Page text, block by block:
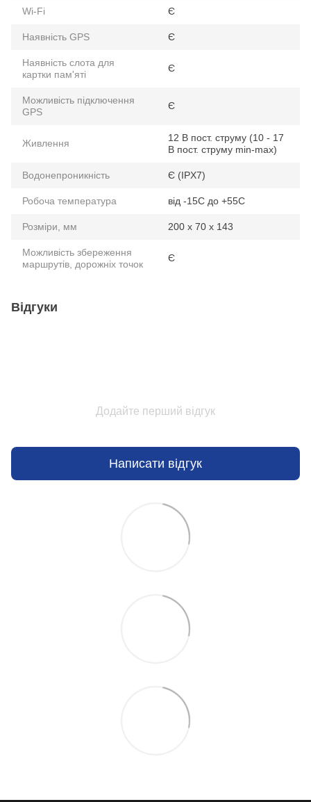
Wi-Fi Є
Наявність GPS Є
Наявність слота для
картки пам'яті
Є
Можливість підключення
GPS
Є
Живлення
12 В пост. струму (10 - 17
В пост. струму min-max)
Водонепроникність Є (IPX7)
Робоча температура від -15C до +55C
Розміри, мм 200 x 70 х 143
Можливість збереження
маршрутів, дорожніх точок
Є
Відгуки
Додайте перший відгук
Написати відгук